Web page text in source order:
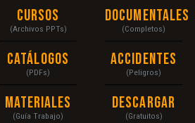
Cursos
(Archivos PPTs)
Catálogos
(PDFs)
Materiales
(Guía Trabajo)
Documentales
(Completos)
Accidentes
(Peligros)
Descargar
(Gratuitos)